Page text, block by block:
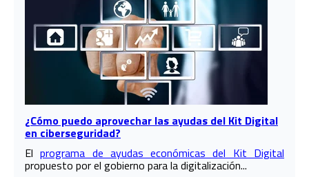
¿Cómo puedo aprovechar las ayudas del Kit Digital
en ciberseguridad?
Elprograma de ayudas económicas del Kit Digital
propuesto por el gobierno para la digitalización...